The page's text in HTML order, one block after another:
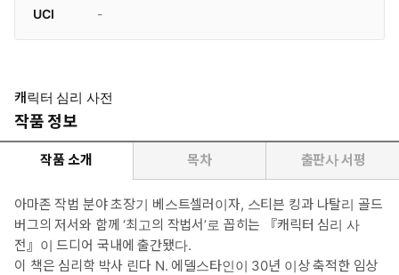
UCI
-
캐릭터 심리 사전
작품 정보
작품 소개 목차 출판사 서평
아마존 작법 분야 초장기 베스트셀러이자, 스티븐 킹과 나탈리 골드
버그의 저서와 함께 ‘최고의 작법서’로 꼽히는 『캐릭터 심리 사
전』이 드디어 국내에 출간됐다.
이 책은 심리학 박사 린다 N. 에델스타인이 30년 이상 축적한 임상